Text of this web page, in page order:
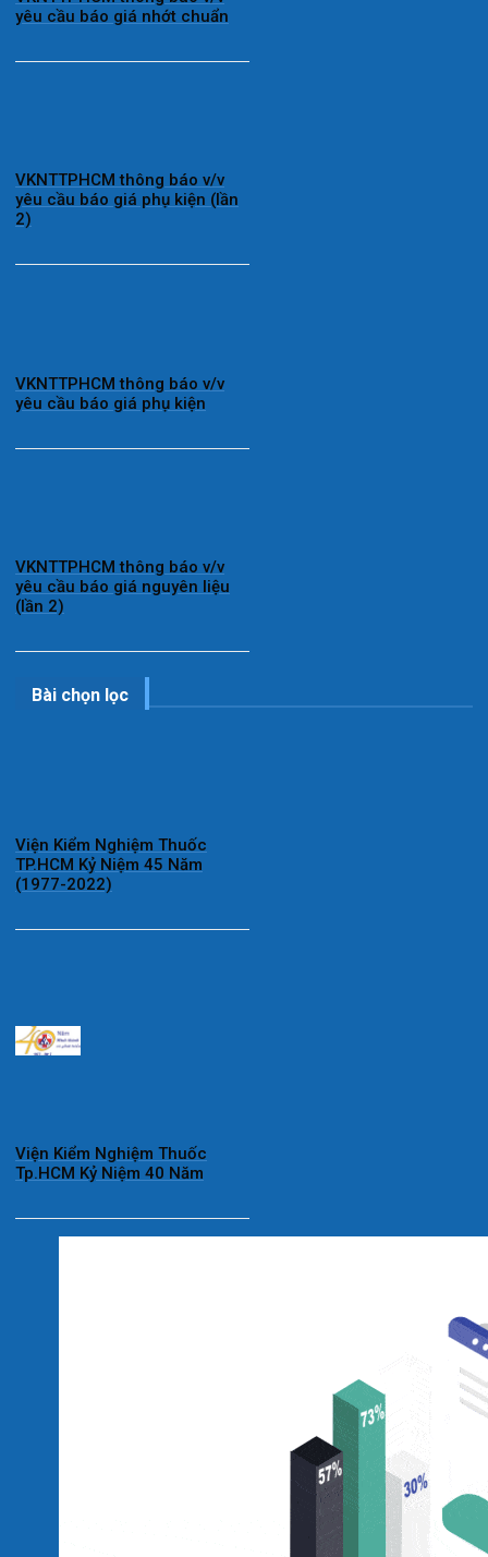
yêu cầu báo giá nhớt chuẩn
VKNTTPHCM thông báo v/v
yêu cầu báo giá phụ kiện (lần
2)
VKNTTPHCM thông báo v/v
yêu cầu báo giá phụ kiện
VKNTTPHCM thông báo v/v
yêu cầu báo giá nguyên liệu
(lần 2)
Bài chọn lọc
Viện Kiểm Nghiệm Thuốc
TP.HCM Kỷ Niệm 45 Năm
(1977-2022)
Viện Kiểm Nghiệm Thuốc
Tp.HCM Kỷ Niệm 40 Năm